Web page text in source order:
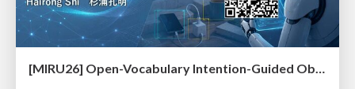
[MIRU26] Open-Vocabulary Intention-Guided Object Detection in Diverse Scenes